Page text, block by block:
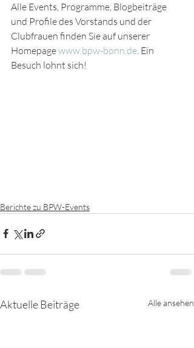
Alle Events, Programme, Blogbeiträge
und Profile des Vorstands und der
Clubfrauen finden Sie auf unserer
Homepage www.bpw-bonn.de. Ein
Besuch lohnt sich!
Berichte zu BPW-Events
Aktuelle Beiträge Alle ansehen